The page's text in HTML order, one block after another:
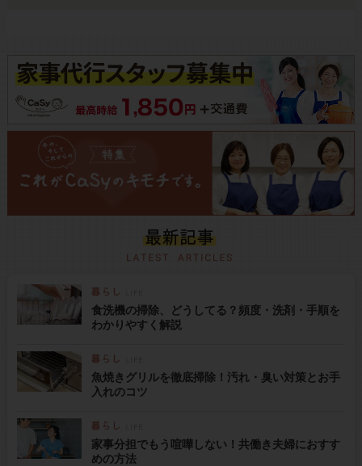
食洗機の掃除、どうしてる？頻度・洗剤・手順を
わかりやすく解説
魚焼きグリルを徹底掃除！汚れ・臭い対策とお手
入れのコツ
家事分担でもう喧嘩しない！共働き夫婦におすす
めの方法